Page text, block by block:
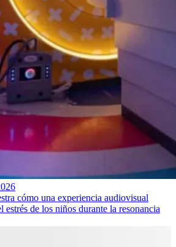
cómo una experiencia audiovisual
estrés de los niños durante la resonancia